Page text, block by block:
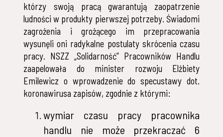
którzy swoją pracą gwarantują zaopatrzenie
ludności w produkty pierwszej potrzeby. Świadomi
zagrożenia i grożącego im przepracowania
wysunęli oni radykalne postulaty skrócenia czasu
pracy. NSZZ „Solidarność” Pracowników Handlu
zaapelowała do minister rozwoju Elżbiety
Emilewicz o wprowadzenie do specustawy dot.
koronawirusa zapisów, zgodnie z którymi:
wymiar czasu pracy pracownika
handlu nie może przekraczać 6